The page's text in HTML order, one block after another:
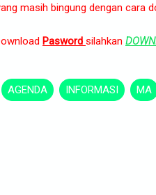
masih bingung dengan cara
Pasword silahkan
AGENDA INFORMASI MA